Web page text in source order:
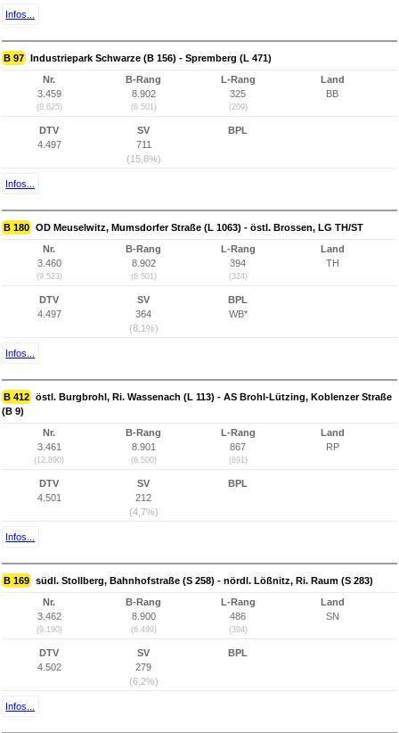
Infos...
B 97 Industriepark Schwarze (B 156) - Spremberg (L 471)
Nr.
3.459
(8.625)
B-Rang
8.902
(6.501)
L-Rang
325
(209)
Land
BB
DTV
4.497
SV
711
(15,8%)
BPL
Infos...
B 180 OD Meuselwitz, Mumsdorfer Straße (L 1063) - östl. Brossen, LG TH/ST
Nr.
3.460
(9.523)
B-Rang
8.902
(6.501)
L-Rang
394
(324)
Land
TH
DTV
4.497
SV
364
(8,1%)
BPL
WB*
Infos...
B 412 östl. Burgbrohl, Ri. Wassenach (L 113) - AS Brohl-Lützing, Koblenzer Straße
(B 9)
Nr.
3.461
(12.890)
B-Rang
8.901
(6.500)
L-Rang
867
(691)
Land
RP
DTV
4.501
SV
212
(4,7%)
BPL
Infos...
B 169 südl. Stollberg, Bahnhofstraße (S 258) - nördl. Lößnitz, Ri. Raum (S 283)
Nr.
3.462
(9.190)
B-Rang
8.900
(6.499)
L-Rang
486
(394)
Land
SN
DTV
4.502
SV
279
(6,2%)
BPL
Infos...